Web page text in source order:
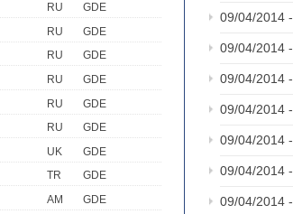
RU
GDE
RU
GDE
RU
GDE
RU
GDE
RU
GDE
RU
GDE
UK
GDE
TR
GDE
AM
GDE
09/04/2014 -
09/04/2014 -
09/04/2014 -
09/04/2014 -
09/04/2014 -
09/04/2014 -
09/04/2014 -